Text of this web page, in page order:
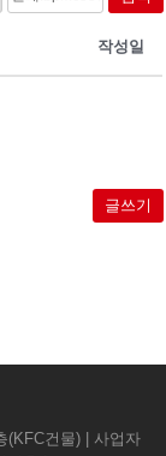
작성일
글쓰기
(KFC건물) | 사업자